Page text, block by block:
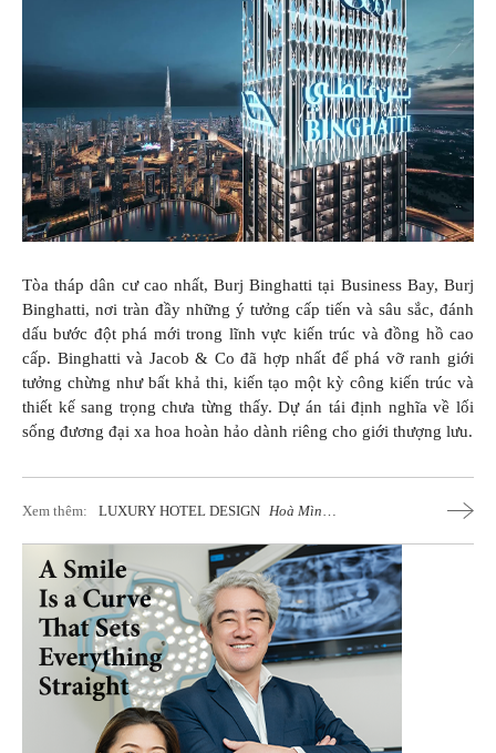
KỲ NGHỈ & ĐIỂM ĐẾN
QUÀ TẶNG & SỰ KIỆN
LIÊN HỆ
Tòa tháp dân cư cao nhất, Burj Binghatti tại Business Bay, Burj
Binghatti, nơi tràn đầy những ý tưởng cấp tiến và sâu sắc, đánh
dấu bước đột phá mới trong lĩnh vực kiến trúc và đồng hồ cao
cấp. Binghatti và Jacob & Co đã hợp nhất để phá vỡ ranh giới
tưởng chừng như bất khả thi, kiến tạo một kỳ công kiến trúc và
thiết kế sang trọng chưa từng thấy. Dự án tái định nghĩa về lối
sống đương đại xa hoa hoàn hảo dành riêng cho giới thượng lưu.
Xem thêm: LUXURY HOTEL DESIGN Hoà Mình